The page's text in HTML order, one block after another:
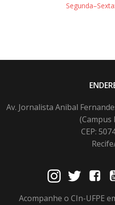
Av. Jornalista Anibal
(Campus
CEP:
Acompanhe o CIn-UFPE